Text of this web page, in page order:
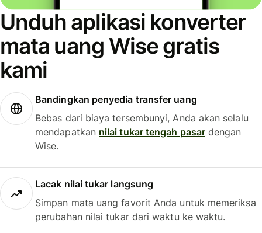
Unduh aplikasi konverter
mata uang Wise gratis
kami
Bandingkan penyedia transfer uang
Bebas dari biaya tersembunyi, Anda akan selalu
mendapatkan nilai tukar tengah pasardengan
Wise.
Lacak nilai tukar langsung
Simpan mata uang favorit Anda untuk memeriksa
perubahan nilai tukar dari waktu ke waktu.